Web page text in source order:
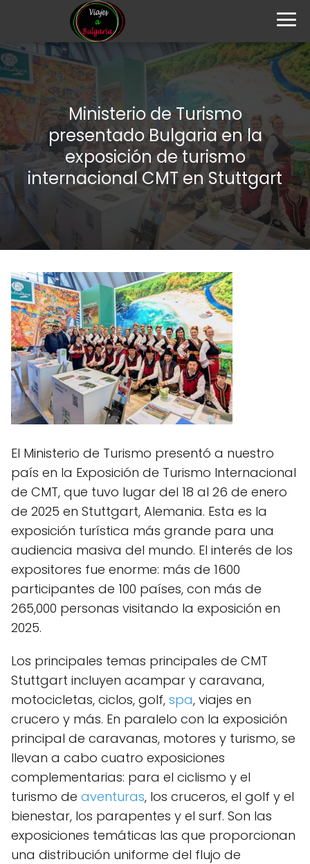
Ministerio de Turismo
presentado Bulgaria en la
exposición de turismo
internacional CMT en Stuttgart
El Ministerio de Turismo presentó a nuestro
país en la Exposición de Turismo Internacional
de CMT, que tuvo lugar del 18 al 26 de enero
de 2025 en Stuttgart, Alemania. Esta es la
exposición turística más grande para una
audiencia masiva del mundo. El interés de los
expositores fue enorme: más de 1600
participantes de 100 países, con más de
265,000 personas visitando la exposición en
2025.
Los principales temas principales de CMT
Stuttgart incluyen acampar y caravana,
motocicletas, ciclos, golf, spa, viajes en
crucero y más. En paralelo con la exposición
principal de caravanas, motores y turismo, se
llevan a cabo cuatro exposiciones
complementarias: para el ciclismo y el
turismo de aventuras, los cruceros, el golf y el
bienestar, los parapentes y el surf. Son las
exposiciones temáticas las que proporcionan
una distribución uniforme del flujo de